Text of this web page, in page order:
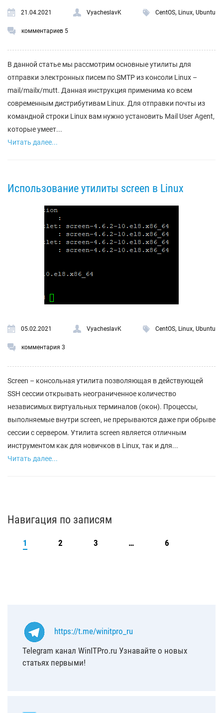
21.04.2021 VyacheslavK CentOS, Linux, Ubuntu
комментариев 5
В данной статье мы рассмотрим основные утилиты для
отправки электронных писем по SMTP из консоли Linux –
mail/mailx/mutt. Данная инструкция применима ко всем
современным дистрибутивам Linux. Для отправки почты из
командной строки Linux вам нужно установить Mail User Agent,
которые умеет...
Читать далее...
Использование утилиты screen в Linux
05.02.2021 VyacheslavK CentOS, Linux, Ubuntu
комментария 3
Screen – консольная утилита позволяющая в действующей
SSH сессии открывать неограниченное количество
независимых виртуальных терминалов (окон). Процессы,
выполняемые внутри screen, не прерываются даже при обрыве
сессии с сервером. Утилита screen является отличным
инструментом как для новичков в Linux, так и для...
Читать далее...
Навигация по записям
1 2 3 … 6
https://t.me/winitpro_ru
Telegram канал WinITPro.ru Узнавайте о новых
статьях первыми!